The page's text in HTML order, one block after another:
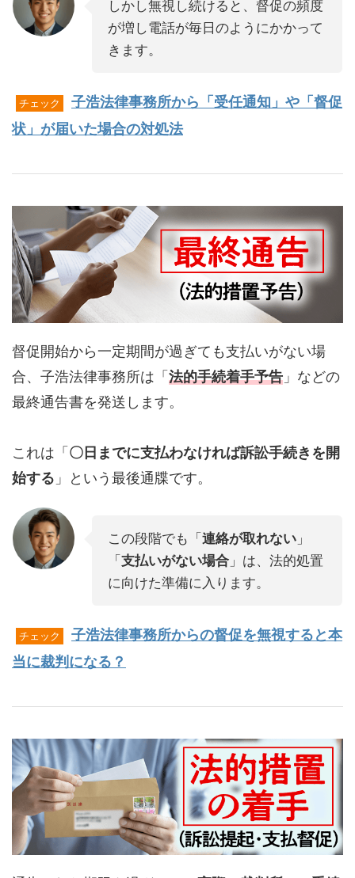
しかし無視し続けると、督促の頻度
が増し電話が毎日のようにかかって
きます。
チェック
子浩法律事務所から「受任通知」や「督促
状」が届いた場合の対処法
督促開始から一定期間が過ぎても支払いがない場
合、子浩法律事務所は「法的手続着手予告 」などの
最終通告書を発送します。
これは「〇日までに支払わなければ訴訟手続きを開
始する 」という最後通牒です。
この段階でも「連絡が取れない 」
「支払いがない場合 」は、法的処置
に向けた準備に入ります。
チェック
子浩法律事務所からの督促を無視すると本
当に裁判になる？